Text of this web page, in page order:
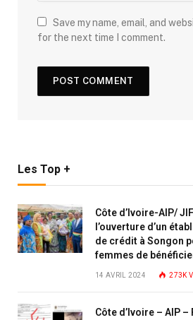
Save my name, email, and
for the next time I comment.
Les Top +
Côte d’Ivoire-AIP/
l’ouverture d’un
de crédit à Songon
femmes de
14 AVRIL 2024 273K
Côte d’Ivoire – AIP